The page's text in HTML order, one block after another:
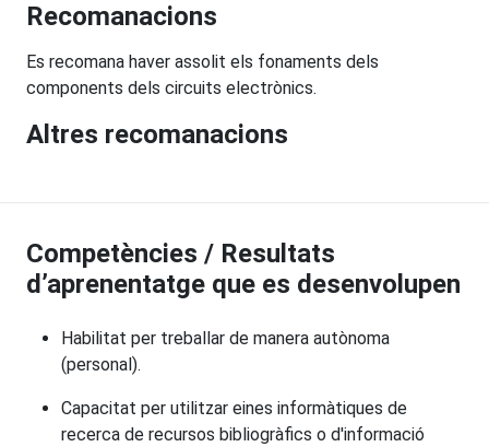
Recomanacions
Es recomana haver assolit els fonaments dels
components dels circuits electrònics.
Altres recomanacions
Competències / Resultats
d’aprenentatge que es desenvolupen
Habilitat per treballar de manera autònoma
(personal).
Capacitat per utilitzar eines informàtiques de
recerca de recursos bibliogràfics o d'informació